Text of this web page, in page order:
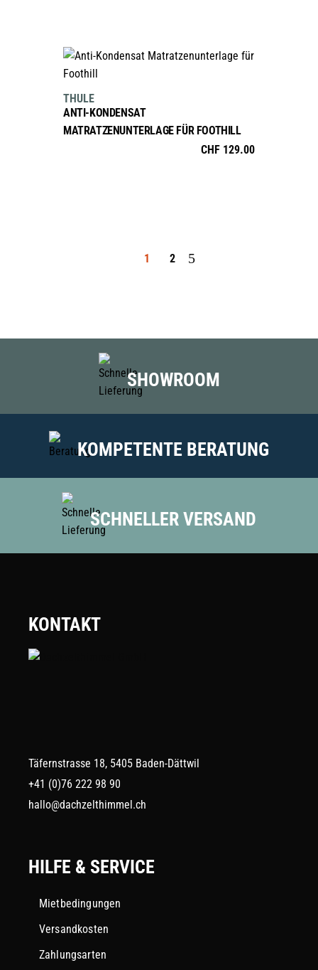
ANTI-KONDENSAT
MATRATZENUNTERLAGE FÜR FOOTHILL
CHF 129.00
THULE
1 2
SHOWROOM
KOMPETENTE BERATUNG
SCHNELLER VERSAND
KONTAKT
Täfernstrasse 18, 5405 Baden-Dättwil
+41 (0)76 222 98 90
hallo@dachzelthimmel.ch
HILFE & SERVICE
Mietbedingungen
Versandkosten
Zahlungsarten